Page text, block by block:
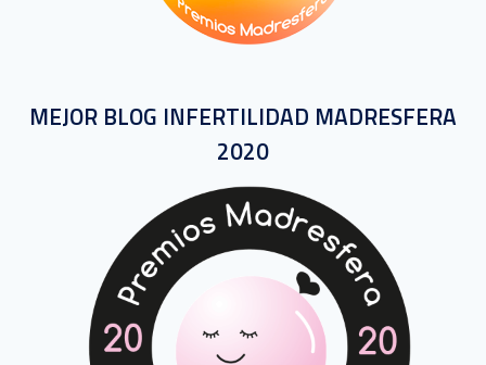
MEJOR BLOG INFERTILIDAD MADRESFERA
2020